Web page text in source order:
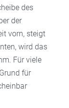
des
der
vorn, steigt
wird das
Für viele
für